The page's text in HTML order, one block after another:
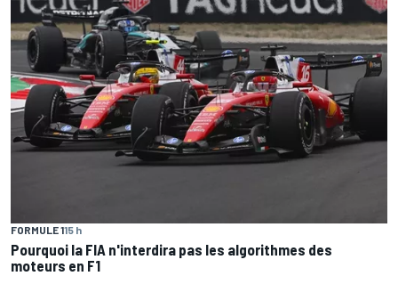
FORMULE 115 h
Pourquoi la FIA n'interdira pas les algorithmes des
moteurs en F1